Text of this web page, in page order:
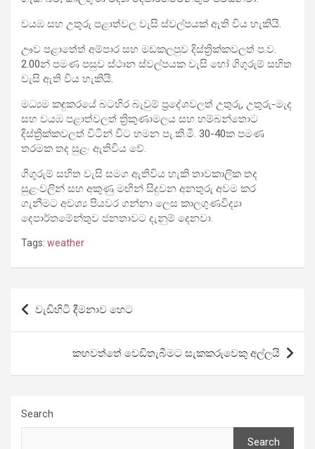
වයඹ සහ උතුරු පළාත්වල වැසි ස්වල්පයක් ඇති විය හැකියි.
ඌව පළාතේත් අම්පාර සහ මඩකලපුව දිස්ත්‍රික්කවලත් ප.ව.
2.00න් පමණ පසුව ස්ථාන ස්වල්පයක වැසි හෝ ගිගුරුම් සහිත
වැසි ඇති විය හැකියි.
මධ්‍යම කඳුකරයේ බටහිර බැවුම් ප්‍රදේශවලත් උතුරු, උතුරු-මැද
සහ වයඹ පළාත්වලත් ත්‍රිකුණාමලය සහ හම්බන්තොට
දිස්ත්‍රික්කවලත් විටින් විට හමන පැ.කි.මී. 30-40ක පමණ
තරමක තද සුළං ඇතිවිය වේ.
ගිගුරුම් සහිත වැසි සමග ඇතිවිය හැකි තාවකාලික තද
සුළංවලින් සහ අකුණු මඟින් සිදුවන අනතුරු අවම කර
ගැනීමට අවශ්‍ය පියවර ගන්නා ලෙස කාලගුණවිද්‍යා
දෙපාර්තමේන්තුව ජනතාවට දැනුම් දෙනවා.
Tags: weather
Post
navigation
වැඩිහිටි දීමනාව හෙට
කහවත්තේ වෙඩිතැබීමට සැකකරුවෙකු අල්ලයි
Search
Search